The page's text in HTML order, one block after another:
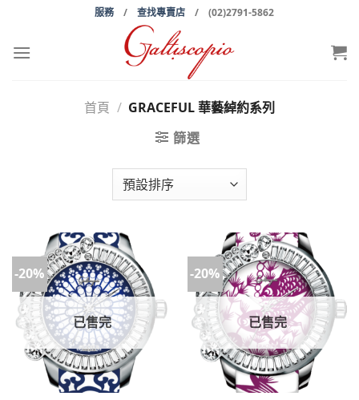
content
服務/ 查找專賣店 / (02)2791-5862
首頁 / GRACEFUL 華藝綽約系列
篩選
-20%
已售完
-20%
已售完